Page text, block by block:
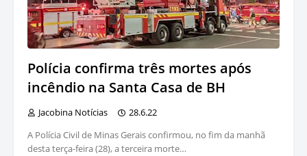
Polícia confirma três mortes após
incêndio na Santa Casa de BH
Jacobina Notícias
28.6.22
A Polícia Civil de Minas Gerais confirmou, no fim da manhã
desta terça-feira (28), a terceira morte…